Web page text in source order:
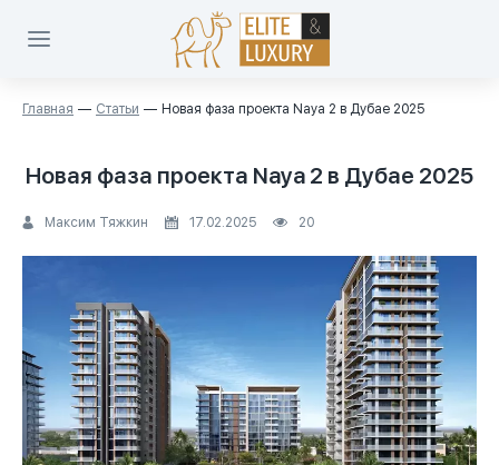
Главная Статьи Новая фаза проекта Naya 2 в Дубае 2025
Новая фаза проекта Naya 2 в Дубае 2025
Максим Тяжкин 17.02.2025 20